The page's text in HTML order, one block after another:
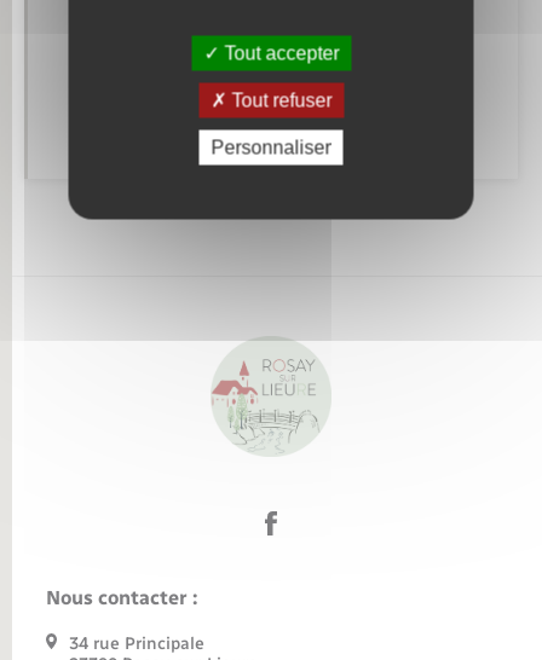
Alerte et informations aux populations
Numéros utiles
Nous contacter :
34 rue Principale
Tout accepter
Tout refuser
Personnaliser